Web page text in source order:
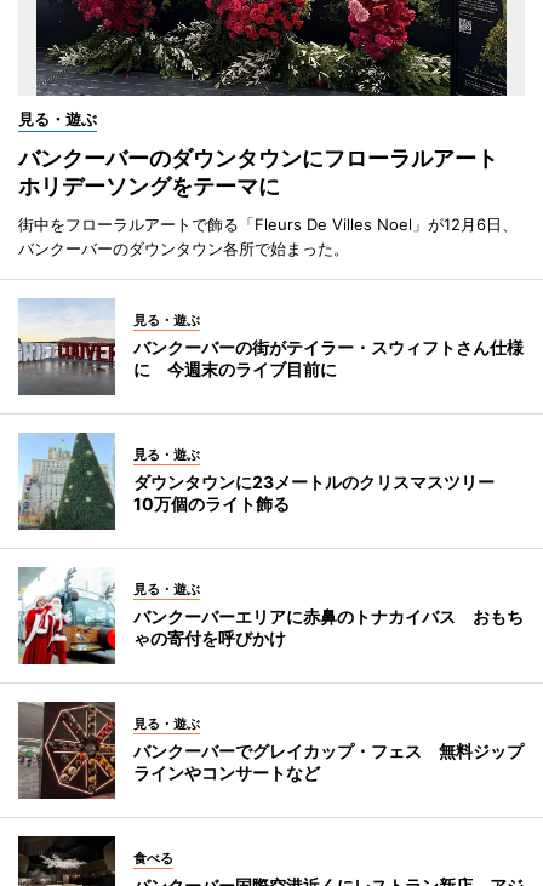
見る・遊ぶ
バンクーバーのダウンタウンにフローラルアート
ホリデーソングをテーマに
街中をフローラルアートで飾る「Fleurs De Villes Noel」が12月6日、
バンクーバーのダウンタウン各所で始まった。
見る・遊ぶ
バンクーバーの街がテイラー・スウィフトさん仕様
に 今週末のライブ目前に
見る・遊ぶ
ダウンタウンに23メートルのクリスマスツリー
10万個のライト飾る
見る・遊ぶ
バンクーバーエリアに赤鼻のトナカイバス おもち
ゃの寄付を呼びかけ
見る・遊ぶ
バンクーバーでグレイカップ・フェス 無料ジップ
ラインやコンサートなど
食べる